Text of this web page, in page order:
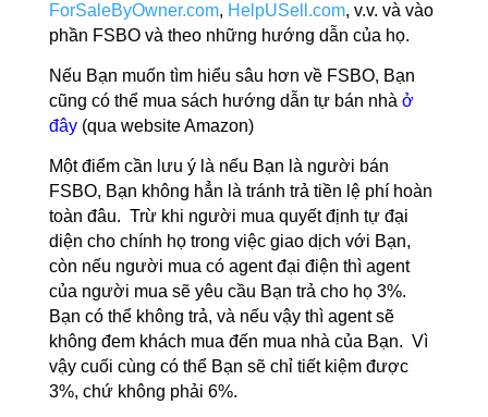
ForSaleByOwner.com, HelpUSell.com, v.v. và vào
phần FSBO và theo những hướng dẫn của họ.
Nếu Bạn muốn tìm hiểu sâu hơn về FSBO, Bạn
cũng có thể mua sách hướng dẫn tự bán nhà ở
đây(qua website Amazon)
Một điểm cần lưu ý là nếu Bạn là người bán
FSBO, Bạn không hẳn là tránh trả tiền lệ phí hoàn
toàn đâu. Trừ khi người mua quyết định tự đại
diện cho chính họ trong việc giao dịch với Bạn,
còn nếu người mua có agent đại điện thì agent
của người mua sẽ yêu cầu Bạn trả cho họ 3%.
Bạn có thể không trả, và nếu vậy thì agent sẽ
không đem khách mua đến mua nhà của Bạn. Vì
vậy cuối cùng có thể Bạn sẽ chỉ tiết kiệm được
3%, chứ không phải 6%.